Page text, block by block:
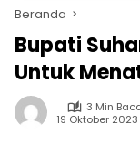
Beranda
Bupati
Untuk
3 Min
19 Oktober 2023